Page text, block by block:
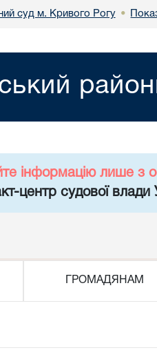
суд м. Кривого Рогу •
інформацію лише з
центр судової влади
ГРОМАДЯНАМ